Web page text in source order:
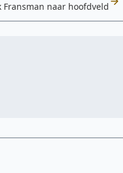
Fransman naar hoofdveld